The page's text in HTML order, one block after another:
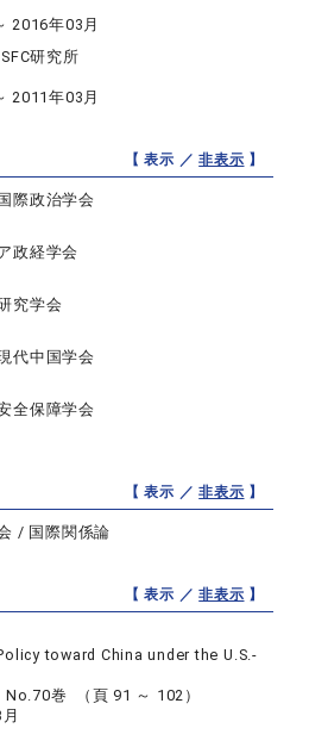
2016年03月
研究所
2011年03月
【 表示 ／非表示 】
際政治学会
政経学会
究学会
代中国学会
全保障学会
【 表示 ／非表示 】
/ 国際関係論
【 表示 ／非表示 】
toward China under the U.S.-
巻 （頁 91 ～ 102）